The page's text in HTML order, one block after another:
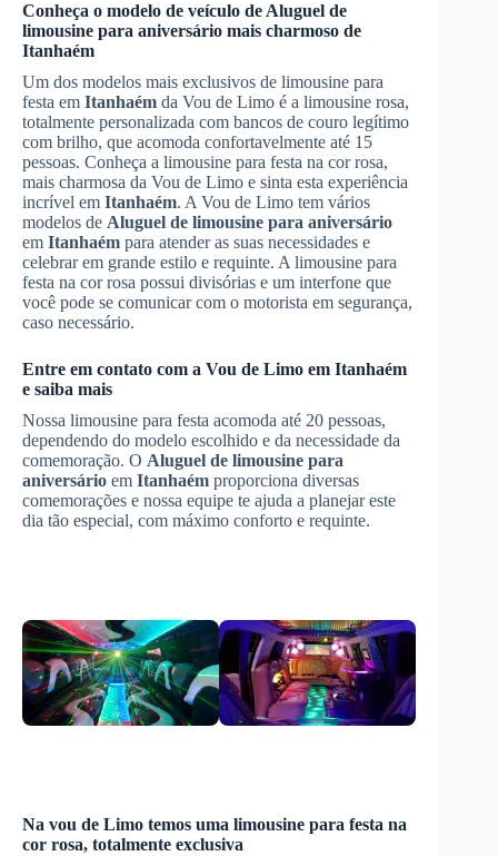
Conheça o modelo de veículo de Aluguel de
limousine para aniversário mais charmoso de
Itanhaém
Um dos modelos mais exclusivos de limousine para
festa em Itanhaém da Vou de Limo é a limousine rosa,
totalmente personalizada com bancos de couro legítimo
com brilho, que acomoda confortavelmente até 15
pessoas. Conheça a limousine para festa na cor rosa,
mais charmosa da Vou de Limo e sinta esta experiência
incrível em Itanhaém. A Vou de Limo tem vários
modelos de Aluguel de limousine para aniversário
em Itanhaém para atender as suas necessidades e
celebrar em grande estilo e requinte. A limousine para
festa na cor rosa possui divisórias e um interfone que
você pode se comunicar com o motorista em segurança,
caso necessário.
Entre em contato com a Vou de Limo em Itanhaém
e saiba mais
Nossa limousine para festa acomoda até 20 pessoas,
dependendo do modelo escolhido e da necessidade da
comemoração. O Aluguel de limousine para
aniversário em Itanhaém proporciona diversas
comemorações e nossa equipe te ajuda a planejar este
dia tão especial, com máximo conforto e requinte.
Na vou de Limo temos uma limousine para festa na
cor rosa, totalmente exclusiva